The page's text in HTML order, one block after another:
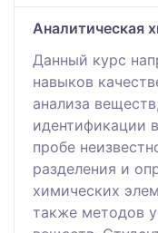
Аналитическая
Данный курс
навыков
анализа
идентификации
пробе
разделения и
химических
также методов